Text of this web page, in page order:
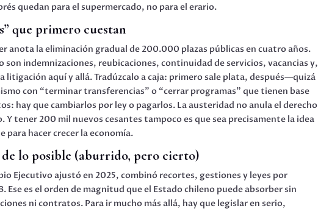
quedan para el supermercado, no para el erario.
que primero cuestan
anota la eliminación gradual de 200.000 plazas públicas en cuatro años.
son indemnizaciones, reubicaciones, continuidad de servicios, vacancias y,
litigación aquí y allá. Tradúzcalo a caja: primero sale plata, después—quizá
con “terminar transferencias” o “cerrar programas” que tienen base
hay que cambiarlos por ley o pagarlos. La austeridad no anula el derecho
tener 200 mil nuevos cesantes tampoco es que sea precisamente la idea
para hacer crecer la economía.
lo posible (aburrido, pero cierto)
Ejecutivo ajustó en 2025, combinó recortes, gestiones y leyes por
Ese es el orden de magnitud que el Estado chileno puede absorber sin
ni contratos. Para ir mucho más allá, hay que legislar en serio,